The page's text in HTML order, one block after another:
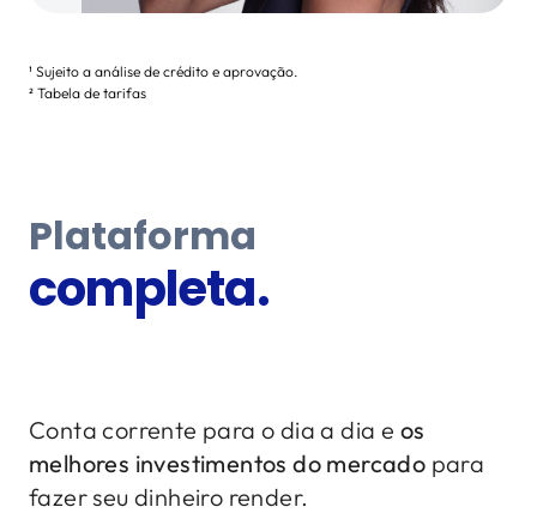
¹ Sujeito a análise de crédito e aprovação.
² Tabela de tarifas
Plataforma
completa.
Conta corrente para o dia a dia e os
melhores investimentos do mercado para
fazer seu dinheiro render.